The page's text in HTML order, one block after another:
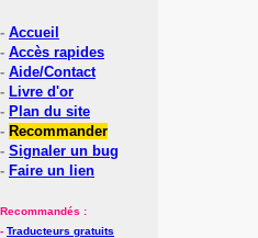
- Accueil
- Accès rapides
- Aide/Contact
- Livre d'or
- Plan du site
- Recommander
- Signaler un bug
- Faire un lien
Recommandés :
- Traducteurs gratuits